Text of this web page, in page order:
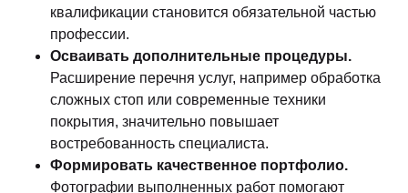
квалификации становится обязательной частью
профессии.
Осваивать дополнительные процедуры.
Расширение перечня услуг, например обработка
сложных стоп или современные техники
покрытия, значительно повышает
востребованность специалиста.
Формировать качественное портфолио.
Фотографии выполненных работ помогают